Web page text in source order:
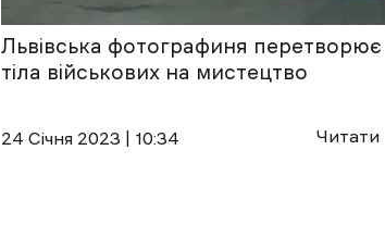
Львівська фотографиня перетворює
тіла військових на мистецтво
24 Січня 2023 | 10:34 Читати